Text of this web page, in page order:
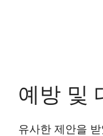
예방 및
유사한 제안을